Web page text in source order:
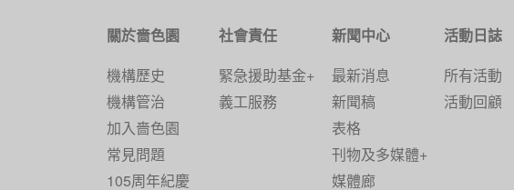
關於嗇色園
機構歷史
機構管治
加入嗇色園
常見問題
105周年紀慶
社會責任
緊急援助基金+
義工服務
新聞中心
最新消息
新聞稿
表格
刊物及多媒體+
媒體廊
活動日誌
所有活動
活動回顧